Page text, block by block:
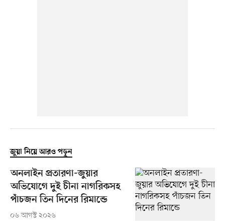
জুয়া নিয়ে আরও পড়ুন
অনলাইন প্রতারণা-জুয়ার
অভিযোগে দুই চীনা নাগরিকসহ
পাঁচজন তিন দিনের রিমান্ডে
০৬ আগস্ট ২০২৬